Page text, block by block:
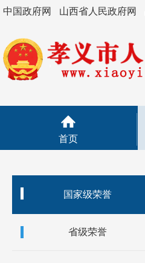
中国政府网 山西省人民政府网
首页
国家级荣誉
省级荣誉